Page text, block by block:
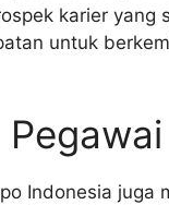
karier
untuk
Indonesia